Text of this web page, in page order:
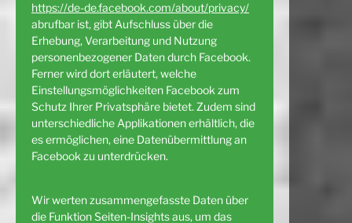
https://de-de.facebook.com/about/privacy/
abrufbar ist, gibt Aufschluss über die
Erhebung, Verarbeitung und Nutzung
personenbezogener Daten durch Facebook.
Ferner wird dort erläutert, welche
Einstellungsmöglichkeiten Facebook zum
Schutz Ihrer Privatsphäre bietet. Zudem sind
unterschiedliche Applikationen erhältlich, die
es ermöglichen, eine Datenübermittlung an
Facebook zu unterdrücken.
Wir werten zusammengefasste Daten über
die Funktion Seiten-Insights aus, um das